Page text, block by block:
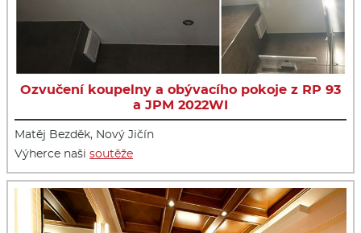
Ozvučení koupelny a obývacího pokoje z RP 93
a JPM 2022WI
Matěj Bezděk, Nový Jičín
Výherce naši soutěže